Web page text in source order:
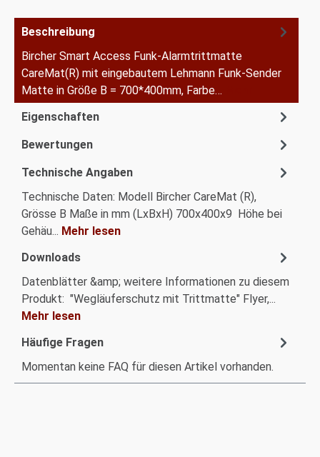
Beschreibung
Bircher Smart Access Funk-Alarmtrittmatte
CareMat(R) mit eingebautem Lehmann Funk-Sender
Matte in Größe B = 700*400mm, Farbe…
Eigenschaften
Bewertungen
Technische Angaben
Technische Daten: Modell Bircher CareMat (R),
Grösse B Maße in mm (LxBxH) 700x400x9 Höhe bei
Gehäu... Mehr lesen
Downloads
Datenblätter &amp; weitere Informationen zu diesem
Produkt: "Wegläuferschutz mit Trittmatte" Flyer,...
Mehr lesen
Häufige Fragen
Momentan keine FAQ für diesen Artikel vorhanden.